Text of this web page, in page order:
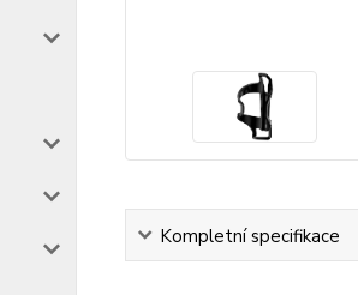
Kompletní specifikace